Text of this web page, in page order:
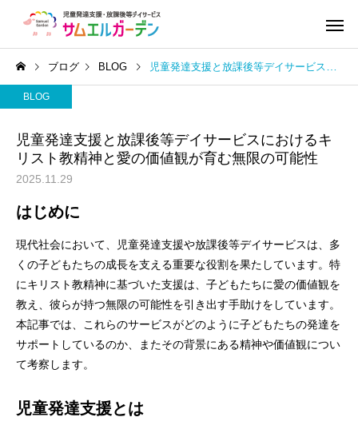
ブログ BLOG 児童発達支援と放課後等デイサービスにおけるキリスト教精神と愛の価値観が育む無限の可能性
BLOG
児童発達支援と放課後等デイサービスにおけるキ
リスト教精神と愛の価値観が育む無限の可能性
2025.11.29
はじめに
現代社会において、児童発達支援や放課後等デイサービスは、多
くの子どもたちの成長を支える重要な役割を果たしています。特
にキリスト教精神に基づいた支援は、子どもたちに愛の価値観を
教え、彼らが持つ無限の可能性を引き出す手助けをしています。
本記事では、これらのサービスがどのように子どもたちの発達を
サポートしているのか、またその背景にある精神や価値観につい
て考察します。
児童発達支援とは